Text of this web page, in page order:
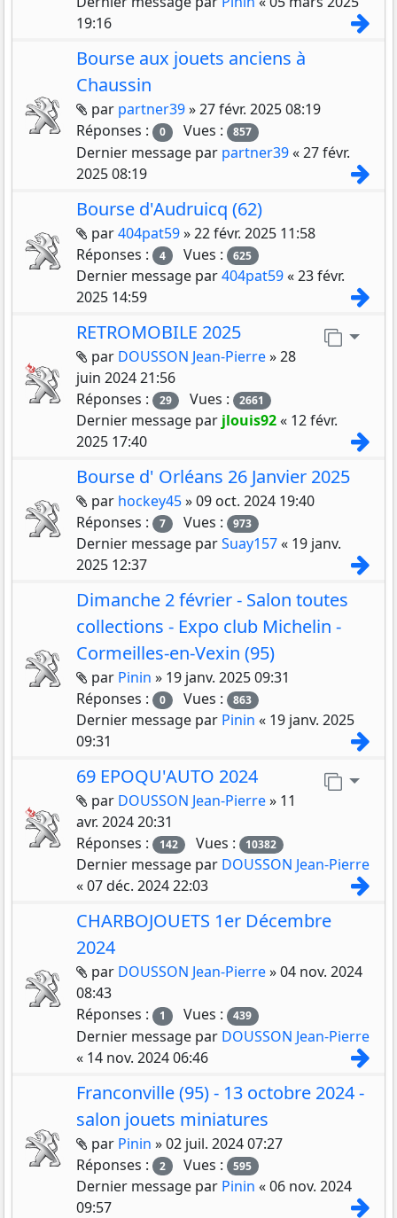
19:16
Bourse aux jouets anciens à
Chaussin
Pièces jointes
par partner39»27 févr. 2025 08:19
Réponses :
0 Vues : 857
Dernier message par partner39«27 févr.
2025 08:19
Bourse d'Audruicq (62)
Pièces jointes
par404pat59»22 févr. 2025 11:58
Réponses :
4 Vues : 625
Dernier message par404pat59«23 févr.
2025 14:59
Aller
RETROMOBILE 2025
Pièces jointes
par DOUSSON Jean-Pierre»28
juin 2024 21:56
Réponses :
29 Vues : 2661
Dernier message par jlouis92« 12 févr.
2025 17:40
Bourse d' Orléans 26 Janvier 2025
Pièces jointes
par hockey45»09 oct. 2024 19:40
Réponses :
7 Vues : 973
Dernier message parSuay157« 19 janv.
2025 12:37
Dimanche 2 février - Salon toutes
collections - Expo club Michelin -
Cormeilles-en-Vexin (95)
Pièces jointes
par Pinin » 19 janv. 2025 09:31
Réponses :
0 Vues : 863
Dernier message par Pinin « 19 janv. 2025
09:31
Aller
69 EPOQU'AUTO 2024
Pièces jointes
par DOUSSON Jean-Pierre» 11
avr. 2024 20:31
Réponses :
142 Vues : 10382
Dernier message par DOUSSON Jean-Pierre
«07 déc. 2024 22:03
CHARBOJOUETS 1er Décembre
2024
Pièces jointes
par DOUSSON Jean-Pierre»04 nov. 2024
08:43
Réponses :
1 Vues : 439
Dernier message par DOUSSON Jean-Pierre
« 14 nov. 2024 06:46
Franconville (95) - 13 octobre 2024 -
salon jouets miniatures
Pièces jointes
par Pinin »02 juil. 2024 07:27
Réponses :
2 Vues : 595
Dernier message par Pinin «06 nov. 2024
09:57